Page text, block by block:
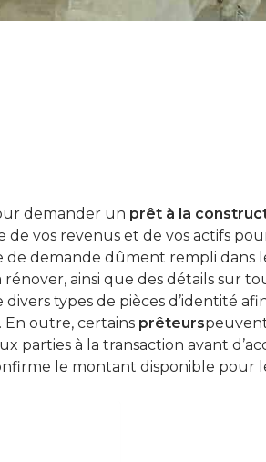
demander un prêt à la
vos revenus et de vos actifs
demande dûment rempli dans
ainsi que des détails sur
types de pièces d’identité
outre, certains prêteurs
parties à la transaction avant
le montant disponible pour